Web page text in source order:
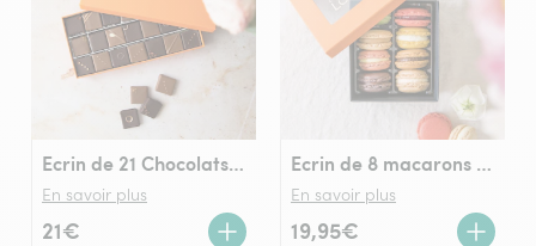
Ecrin de 21 Chocolats LOUIS noir et lait
En savoir plus
21€
Ecrin de 8 macarons Chocolats LOUIS
En savoir plus
19,95€